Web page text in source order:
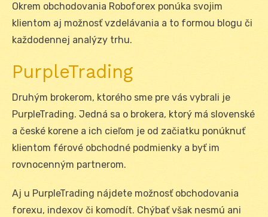
Okrem obchodovania Roboforex ponúka svojim
klientom aj možnosť vzdelávania a to formou blogu či
každodennej analýzy trhu.
PurpleTrading
Druhým brokerom, ktorého sme pre vás vybrali je
PurpleTrading. Jedná sa o brokera, ktorý má slovenské
a české korene a ich cieľom je od začiatku ponúknuť
klientom férové obchodné podmienky a byť im
rovnocenným partnerom.
Aj u PurpleTrading nájdete možnosť obchodovania
forexu, indexov či komodít. Chýbať však nesmú ani